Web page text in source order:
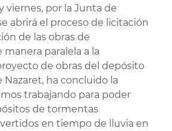
viernes, por la Junta de
abrirá el proceso de licitación
de las obras de
paralela a la
de obras del depósito
ha concluido la
trabajando para poder
de tormentas
en tiempo de lluvia en